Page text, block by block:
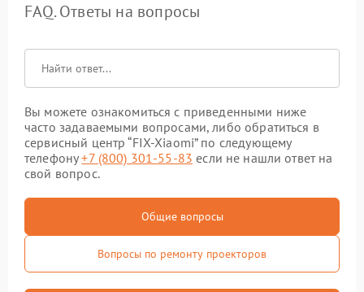
FAQ. Ответы на вопросы
Вы можете ознакомиться с приведенными ниже
часто задаваемыми вопросами, либо обратиться в
сервисный центр “FIX-Xiaomi” по следующему
телефону+7 (800) 301-55-83 если не нашли ответ на
свой вопрос.
Общие вопросы
Вопросы по ремонту проекторов